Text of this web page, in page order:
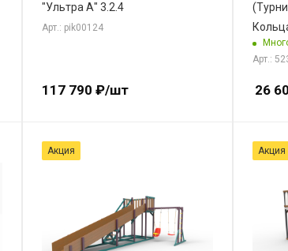
"Ультра А" 3.2.4
Арт.: pik00124
117 790 ₽/шт
Арт.:
26
Акция Акция